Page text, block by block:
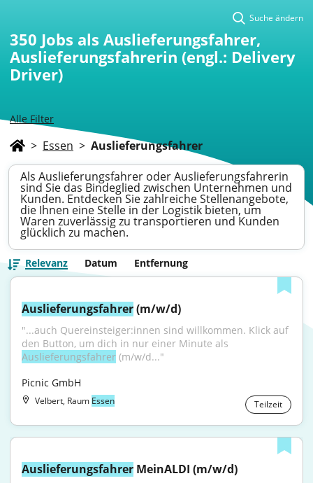
Alle Filter
Suche ändern
350 Jobs als Auslieferungsfahrer,
Auslieferungsfahrerin (engl.: Delivery
Driver)
> Essen > Auslieferungsfahrer
Als Auslieferungsfahrer oder Auslieferungsfahrerin
sind Sie das Bindeglied zwischen Unternehmen und
Kunden. Entdecken Sie zahlreiche Stellenangebote,
die Ihnen eine Stelle in der Logistik bieten, um
Waren zuverlässig zu transportieren und Kunden
glücklich zu machen.
Relevanz Datum Entfernung
Auslieferungsfahrer (m/w/d)
"...auch Quereinsteiger:innen sind willkommen. Klick auf
Auslieferungsfahrer (m/w/d..."
Picnic GmbH
Velbert, Raum Essen Teilzeit
Auslieferungsfahrer MeinALDI (m/w/d)